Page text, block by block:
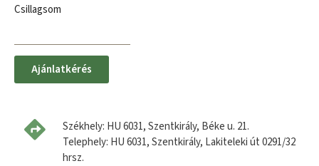
Csillagsom
Ajánlatkérés
Székhely: HU 6031, Szentkirály, Béke u. 21.
Telephely: HU 6031, Szentkirály, Lakiteleki út 0291/32
hrsz.